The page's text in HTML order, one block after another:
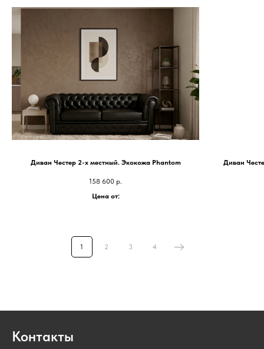
Диван Честер 2-х местный. Экокожа Phantom
158 600 р.
Цена от:
Диван
1 2 3 4
Контакты